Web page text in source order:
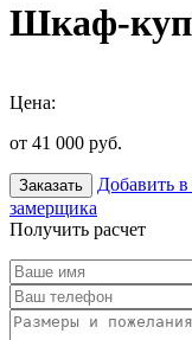
Шкаф-
Цена:
от 41 000 руб.
Заказать Добавить
замерщика
Получить расчет